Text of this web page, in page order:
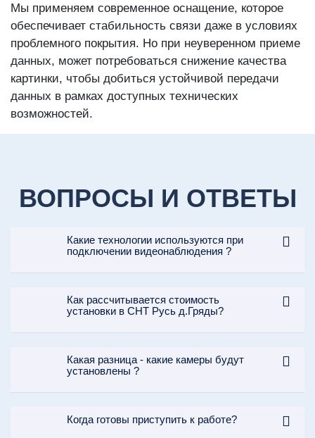
Мы применяем современное оснащение, которое
обеспечивает стабильность связи даже в условиях
проблемного покрытия. Но при неуверенном приеме
данных, может потребоваться снижение качества
картинки, чтобы добиться устойчивой передачи
данных в рамках доступных технических
возможностей.
ВОПРОСЫ И ОТВЕТЫ
Какие технологии используются при
подключении видеонаблюдения ?
Как рассчитывается стоимость
установки в СНТ Русь д.Гряды?
Какая разница - какие камеры будут
установлены ?
Когда готовы приступить к работе?